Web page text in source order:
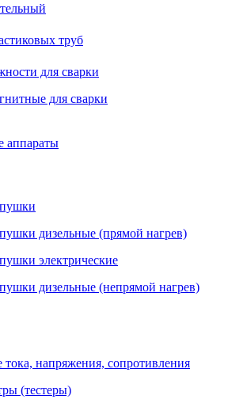
труб
для сварки
для сварки
аппараты
дизельные (прямой нагрев)
электрические
дизельные (непрямой нагрев)
тока, напряжения, сопротивления
(тестеры)